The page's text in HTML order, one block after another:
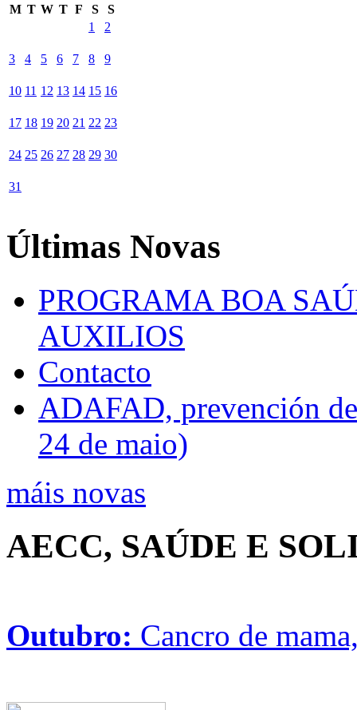
M T W T F S
S
1
2
3 4 5 6 7 8 9
10 11 12 13 14 15 16
17 18 19 20 21 22 23
24 25 26 27 28 29 30
31
Últimas Novas
PROGRAMA BOA
AUXILIOS
Contacto
ADAFAD, prevención
24 de maio)
máis novas
AECC, SAÚDE E
Outubro: Cancro de